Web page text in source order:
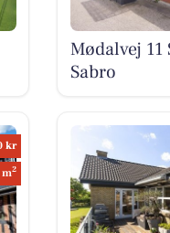
Mødalvej 11
Sabro
kr
m2